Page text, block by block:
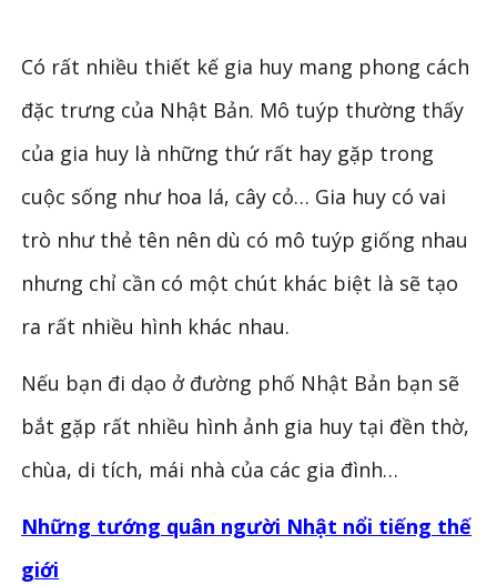
Có rất nhiều thiết kế gia huy mang phong cách
đặc trưng của Nhật Bản. Mô tuýp thường thấy
của gia huy là những thứ rất hay gặp trong
cuộc sống như hoa lá, cây cỏ… Gia huy có vai
trò như thẻ tên nên dù có mô tuýp giống nhau
nhưng chỉ cần có một chút khác biệt là sẽ tạo
ra rất nhiều hình khác nhau.
Nếu bạn đi dạo ở đường phố Nhật Bản bạn sẽ
bắt gặp rất nhiều hình ảnh gia huy tại đền thờ,
chùa, di tích, mái nhà của các gia đình…
Những tướng quân người Nhật nổi tiếng thế
giới